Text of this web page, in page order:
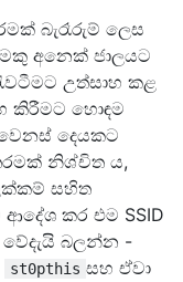
බැරෑරුම් ලෙස
අනෙක් ජාලයට
උත්සාහ කළ
කිරීමට හොඳම
දෙයකට
නිශ්චිත ය,
සහිත
කර එම SSID
බලන්න -
st0pthis සහ ඒවා